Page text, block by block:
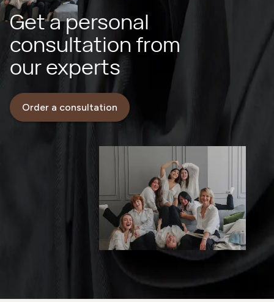
Get a personal
consultation from
our experts
Order a consultation